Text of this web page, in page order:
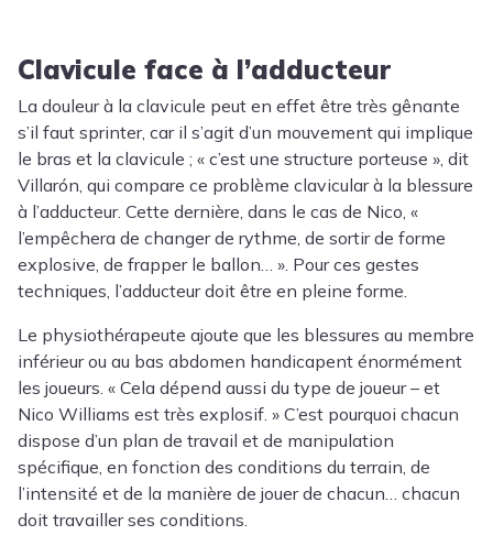
Clavicule face à l’adducteur
La douleur à la clavicule peut en effet être très gênante
s’il faut sprinter, car il s’agit d’un mouvement qui implique
le bras et la clavicule ; « c’est une structure porteuse », dit
Villarón, qui compare ce problème clavicular à la blessure
à l’adducteur. Cette dernière, dans le cas de Nico, «
l’empêchera de changer de rythme, de sortir de forme
explosive, de frapper le ballon… ». Pour ces gestes
techniques, l’adducteur doit être en pleine forme.
Le physiothérapeute ajoute que les blessures au membre
inférieur ou au bas abdomen handicapent énormément
les joueurs. « Cela dépend aussi du type de joueur – et
Nico Williams est très explosif. » C’est pourquoi chacun
dispose d’un plan de travail et de manipulation
spécifique, en fonction des conditions du terrain, de
l’intensité et de la manière de jouer de chacun… chacun
doit travailler ses conditions.